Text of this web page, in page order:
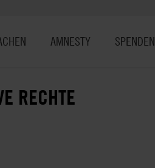
AMNESTY SPENDEN
RECHTE